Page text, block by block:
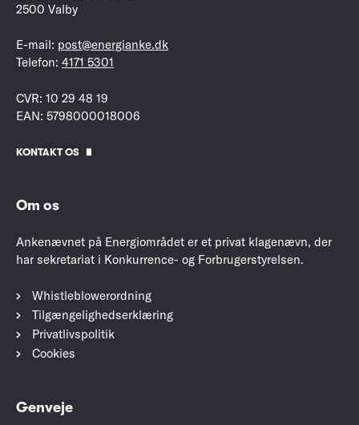
2500 Valby
E-mail: post@energianke.dk
Telefon: 4171 5301
CVR: 10 29 48 19
EAN: 5798000018006
KONTAKT OS
Om os
Ankenævnet på Energiområdet er et privat klagenævn, der
har sekretariat i Konkurrence- og Forbrugerstyrelsen.
Whistleblowerordning
Tilgængelighedserklæring
Privatlivspolitik
Cookies
Genveje